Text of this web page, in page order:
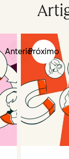
AnteriorPróximo